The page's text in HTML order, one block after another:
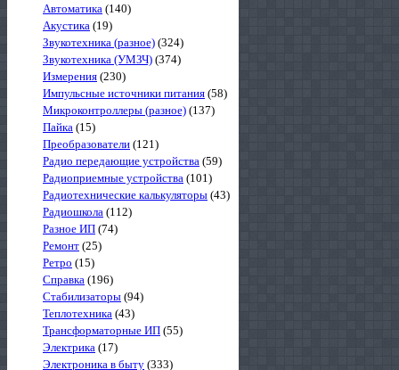
Автоматика (140)
Акустика (19)
Звукотехника (разное) (324)
Звукотехника (УМЗЧ) (374)
Измерения (230)
Импульсные источники питания (58)
Микроконтроллеры (разное) (137)
Пайка (15)
Преобразователи (121)
Радио передающие устройства (59)
Радиоприемные устройства (101)
Радиотехнические калькуляторы (43)
Радиошкола (112)
Разное ИП (74)
Ремонт (25)
Ретро (15)
Справка (196)
Стабилизаторы (94)
Теплотехника (43)
Трансформаторные ИП (55)
Электрика (17)
Электроника в быту (333)